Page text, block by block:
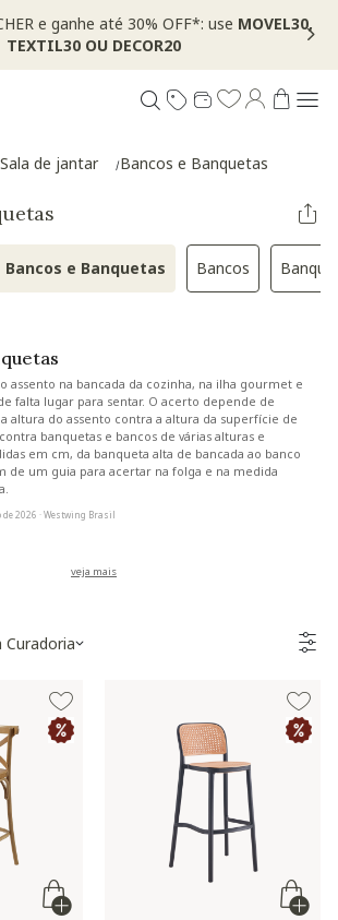
e ganhe até 30% OFF*: use MOVEL30,
TEXTIL30 OU DECOR20
Sala de jantar Bancos e Banquetas
Sala de jantar
Bancos e BanquetasSelected Atualmente
BancosRefinar por
assento na bancada da cozinha, na ilha gourmet e
falta lugar para sentar. O acerto depende de
altura do assento contra a altura da superfície de
banquetas e bancos de várias alturas e
em cm, da banqueta alta de bancada ao banco
de um guia para acertar na folga e na medida
2026 · Westwing Brasil
Curadoria